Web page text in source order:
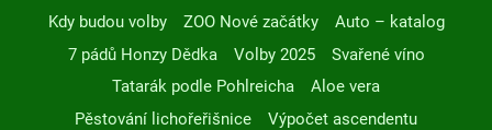
Kdy budou volby
ZOO Nové začátky
Auto – katalog
7 pádů Honzy Dědka
Volby 2025
Svařené víno
Tatarák podle Pohlreicha
Aloe vera
Pěstování lichořeřišnice
Výpočet ascendentu